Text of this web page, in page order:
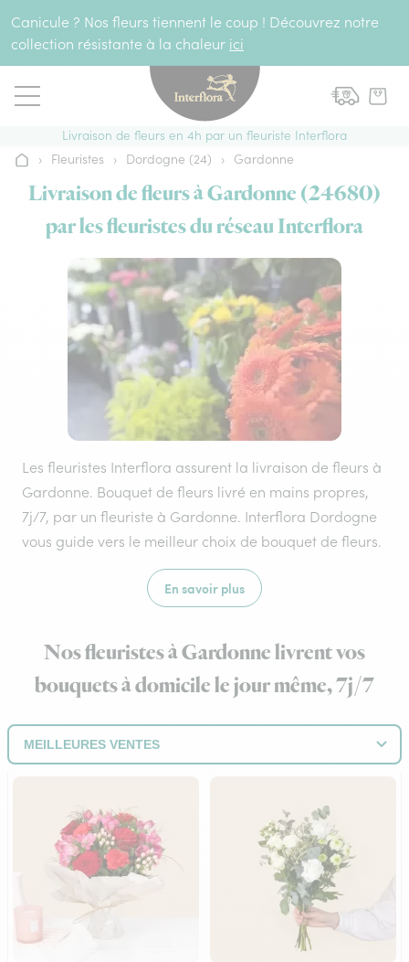
Canicule ? Nos fleurs tiennent le coup ! Découvrez notre
collection résistante à la chaleur ici
Livraison de fleurs en 4h par un fleuriste Interflora
Accueil
› Fleuristes › Dordogne (24) › Gardonne
Livraison de fleurs à Gardonne (24680)
par les fleuristes du réseau Interflora
Les fleuristes Interflora assurent la livraison de fleurs à
Gardonne. Bouquet de fleurs livré en mains propres,
7j/7, par un fleuriste à Gardonne. Interflora Dordogne
vous guide vers le meilleur choix de bouquet de fleurs.
En savoir plus
Nos fleuristes à Gardonne livrent vos
bouquets à domicile le jour même, 7j/7